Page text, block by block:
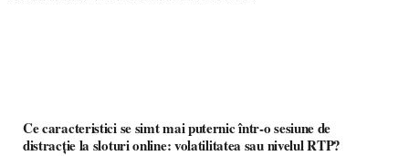
Ce caracteristici se simt mai puternic într-o sesiune de
distracție la sloturi online: volatilitatea sau nivelul RTP?